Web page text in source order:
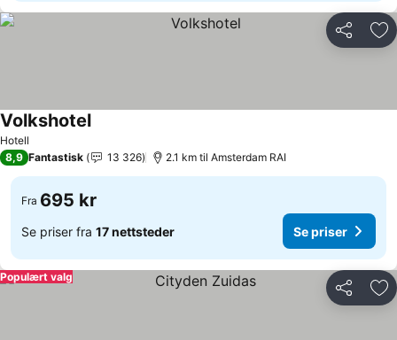
Del
Hotell
Volkshotel
8,9 Fantastisk 13 326 2.1 km til Amsterdam RAI
Fra 695 kr
Se priser fra 17 nettsteder Se priser
Del
Populært valg